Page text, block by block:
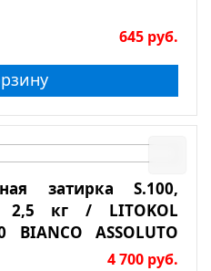
645 руб.
затирка S.100,
2,5 кг / LITOKOL
BIANCO ASSOLUTO
4 700 руб.